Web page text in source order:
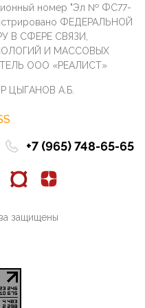
через
персоны Эррола
общем-то понимают,
подробности
при переводах по
номер "Эл № ФС77-
ФЕДЕРАЛЬНОЙ
В СФЕРЕ СВЯЗИ,
И МАССОВЫХ
ООО «РЕАЛИСТ»
ЦЫГАНОВ А.Б.
+7 (965) 748-65-65
защищены